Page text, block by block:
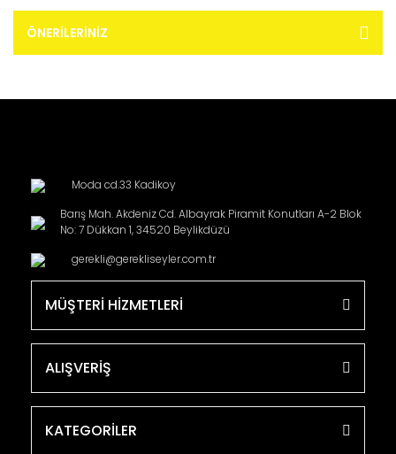
ÖNERILERINIZ
Moda cd.33 Kadikoy
Barış Mah. Akdeniz Cd. Albayrak Piramit Konutları A-2 Blok
No: 7 Dükkan 1, 34520 Beylikdüzü
gerekli@gerekliseyler.com.tr
MÜŞTERİ HİZMETLERİ
ALIŞVERİŞ
KATEGORİLER